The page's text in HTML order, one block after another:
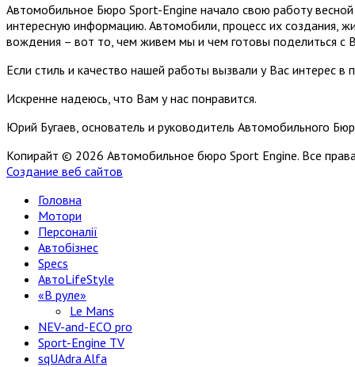
Автомобильное Бюро Sport-Engine начало свою работу
интересную информацию. Автомобили, процесс их создания,
вождения – вот то, чем живем мы и чем готовы поделиться с
Если стиль и качество нашей работы вызвали у Вас интерес в
Искренне надеюсь, что Вам у нас понравится.
Юрий Бугаев, основатель и руководитель Автомобильного
Копирайт © 2026 Автомобильное бюро Sport Engine. Все
Создание веб сайтов
Головна
Мотори
Персоналії
Автобізнес
Specs
АвтоLifeStyle
«В руле»
Le Mans
NEV-and-ECO pro
Sport-Engine TV
sqUAdra Alfa